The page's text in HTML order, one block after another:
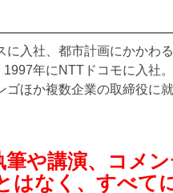
入社、都市計画にかかわ
年にNTTドコモに入社
ほか複数企業の取締役に
や講演、コメ
はなく、すべて